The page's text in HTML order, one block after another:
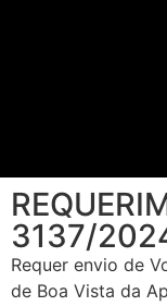
3137/
Requer envio de
de Boa Vista da